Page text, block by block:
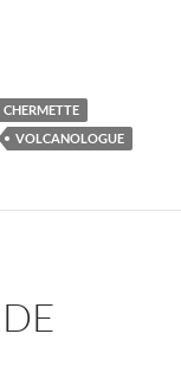
CHERMETTE
VOLCANOLOGUE